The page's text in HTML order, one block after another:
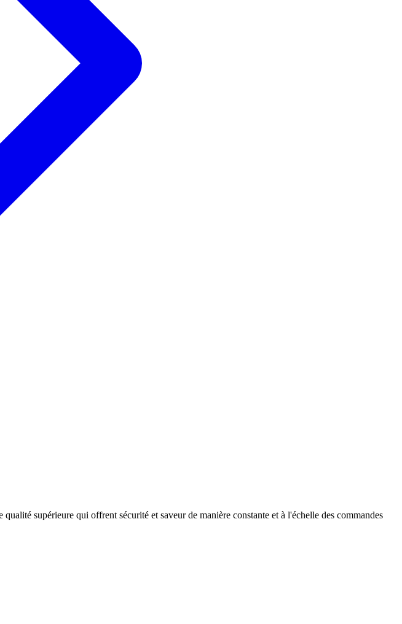
supérieure qui offrent sécurité et saveur de manière constante et à l'échelle des commandes